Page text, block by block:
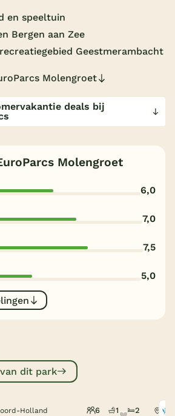
Indoor speeltuin
Alle populaire faciliteiten
Nederland
Duitsland
België
e-boeken
en speeltuin
Bergen aan Zee
Geestmerambacht
Molengroet
deals bij
Molengroet
6,0
7,0
7,5
5,0
dit park
Holland 6 1 2